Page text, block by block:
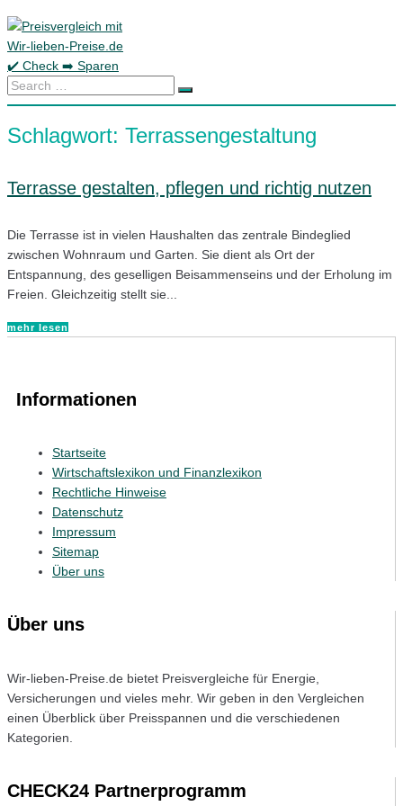
Skip
content
Search
…
Schlagwort: Terrassengestaltung
Terrasse gestalten, pflegen und richtig nutzen
Die Terrasse ist in vielen Haushalten das zentrale Bindeglied
zwischen Wohnraum und Garten. Sie dient als Ort der
Entspannung, des geselligen Beisammenseins und der Erholung im
Freien. Gleichzeitig stellt sie...
mehr lesen
Informationen
Startseite
Wirtschaftslexikon und Finanzlexikon
Rechtliche Hinweise
Datenschutz
Impressum
Sitemap
Über uns
Über uns
Wir-lieben-Preise.de bietet Preisvergleiche für Energie,
Versicherungen und vieles mehr. Wir geben in den Vergleichen
einen Überblick über Preisspannen und die verschiedenen
Kategorien.
CHECK24 Partnerprogramm